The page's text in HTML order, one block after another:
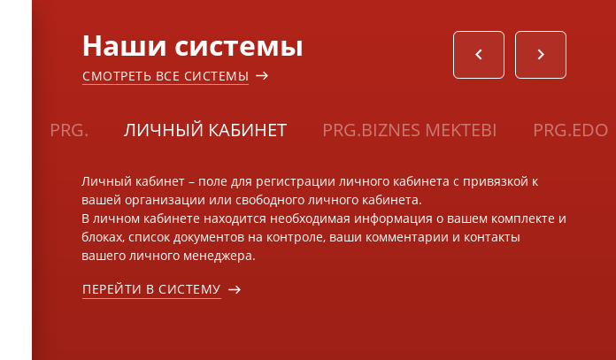
Наши системы
СМОТРЕТЬ ВСЕ СИСТЕМЫ
PRG. ЛИЧНЫЙ КАБИНЕТ PRG.BIZNES MEKTEBI PRG.EDO
Личный кабинет – поле для регистрации личного кабинета с привязкой к
вашей организации или свободного личного кабинета.
В личном кабинете находится необходимая информация о вашем комплекте и
блоках, список документов на контроле, ваши комментарии и контакты
вашего личного менеджера.
ПЕРЕЙТИ В СИСТЕМУ